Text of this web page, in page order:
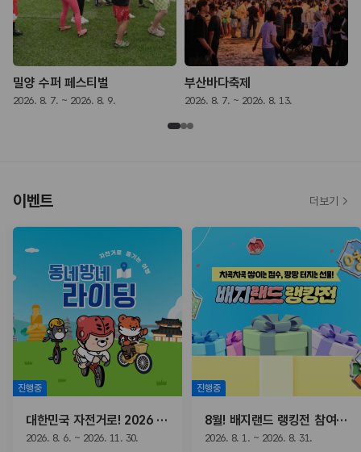
밀양 수퍼 페스티벌
2026. 8. 7. ~ 2026. 8. 9.
부산바다축제
2026. 8. 7. ~ 2026. 8. 13.
이벤트
진행중
대한민국 자전거로! 2026 동네방네 라이딩
2026. 8. 6. ~ 2026. 11. 30.
진행중
8월! 배지랜드 랭킹전 참여하고, 선물받자!
2026. 8. 1. ~ 2026. 8. 31.
더보기